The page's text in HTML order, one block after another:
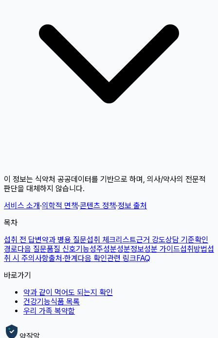
이 정보는 식약처 공공데이터를 기반으로 하며, 의사/약사의 전문적
판단을 대체하지 않습니다.
서비스 소개·의학적 면책·콘텐츠 정책·정보 출처
목차
섭취 전 답변약과 병용 질문섭취 체크리스트근거 강도상담 기준확인
경로다음 질문품질 신호기능성주성분성분정보성분 가이드섭취방법섭
취 시 주의사항출처·한계다음 확인관련 링크FAQ
바로가기
약과 같이 먹어도 되는지 확인
건강기능식품 목록
우리 가족 복약함